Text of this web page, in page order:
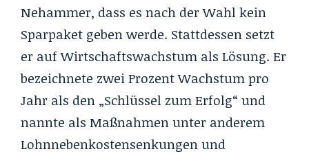
Nehammer, dass es nach der Wahl kein
Sparpaket geben werde. Stattdessen setzt
er auf Wirtschaftswachstum als Lösung. Er
bezeichnete zwei Prozent Wachstum pro
Jahr als den „Schlüssel zum Erfolg“ und
nannte als Maßnahmen unter anderem
Lohnnebenkostensenkungen und